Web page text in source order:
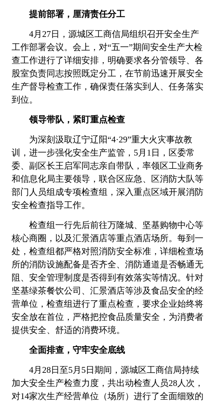
提前部署，厘清责任分工
4月27日，源城区工商信局组织召开安全生产
工作部署会议。会上，对“五一”期间安全生产大检
查工作进行了详细安排，明确要求各分管领导、各
股室负责同志按照既定分工，在节前迅速开展安全
生产督导检查工作，确保责任落实到人、任务落实
到位。
领导带队，紧盯重点检查
为深刻汲取辽宁辽阳“4·29”重大火灾事故教
训，进一步强化安全生产监管，5月1日，区委常
委、副区长王启军同志亲自带队，率领区工业商务
和信息化局主要领导，联合区应急、区消防大队等
部门人员组成专项检查组，深入重点区域开展消防
安全检查指导工作。
检查组一行先后前往万隆城、坚基购物中心等
核心商圈，以及汇景酒店等重点酒店场所。每到一
处，检查组都严格对照消防安全标准，详细检查场
所的消防设施配备是否齐全、消防通道是否畅通无
阻、安全管理制度是否得到有效落实等情况。针对
坚基绿茶餐饮公司、汇景酒店等涉及食品安全的经
营单位，检查组进行了重点检查，要求企业始终将
安全放在首位，严格把控食品质量安全，为消费者
提供安全、舒适的消费环境。
全面排查，守牢安全底线
4月28日至5月5日期间，源城区工商信局持续
加大安全生产检查力度，共出动检查人员28人次，
对14家次生产经营单位（场所）进行了全面细致的